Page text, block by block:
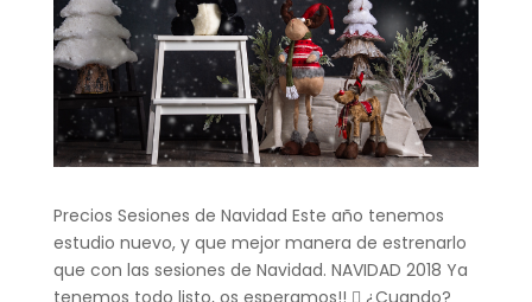
Precios Sesiones de Navidad Este año tenemos
estudio nuevo, y que mejor manera de estrenarlo
que con las sesiones de Navidad. NAVIDAD 2018 Ya